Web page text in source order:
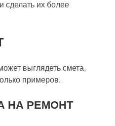
сделать их более
выглядеть смета,
примеров.
НА РЕМОНТ